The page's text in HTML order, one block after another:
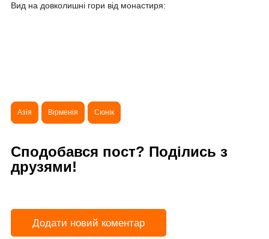
Вид на довколишні гори від монастиря:
Азія Вірменія Сюнік
Сподобався пост? Поділись з
друзями!
Додати новий коментар